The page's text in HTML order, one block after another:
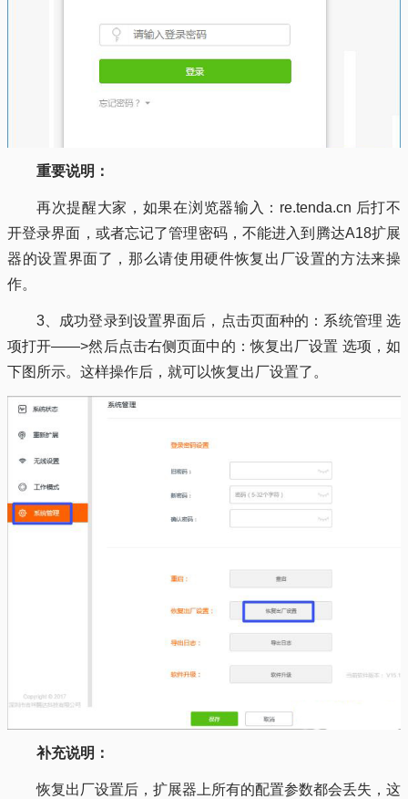
重要说明：
再次提醒大家，如果在浏览器输入：re.tenda.cn 后打不
开登录界面，或者忘记了管理密码，不能进入到腾达A18扩展
器的设置界面了，那么请使用硬件恢复出厂设置的方法来操
作。
3、成功登录到设置界面后，点击页面种的：系统管理 选
项打开——>然后点击右侧页面中的：恢复出厂设置 选项，如
下图所示。这样操作后，就可以恢复出厂设置了。
补充说明：
恢复出厂设置后，扩展器上所有的配置参数都会丢失，这